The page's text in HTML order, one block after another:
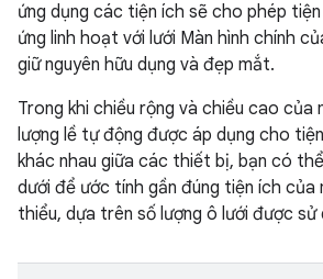
ứng dụng các tiện ích sẽ cho phép
ứng linh hoạt với lưới Màn hình chính
giữ nguyên hữu dụng và đẹp mắt.
Trong khi chiều rộng và chiều cao của
lượng lề tự động được áp dụng cho
khác nhau giữa các thiết bị, bạn có
dưới để ước tính gần đúng tiện ích của
thiểu, dựa trên số lượng ô lưới được sử